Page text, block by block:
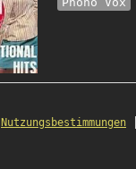
Nutzungsbestimmungen